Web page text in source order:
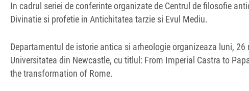
In cadrul seriei de conferinte organizate de Centrul de filosofie
Divinatie si profetie in Antichitatea tarzie si Evul Mediu.
Departamentul de istorie antica si arheologie organizeaza luni,
Universitatea din Newcastle, cu titlul: From Imperial Castra to
the transformation of Rome.